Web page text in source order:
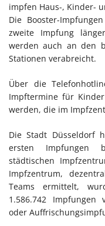
impfen Haus-, Kinder-
Die Booster-
zweite Impfung
werden auch an den
Stationen verabreicht.
Über die
Impftermine für
werden, die im
Die Stadt Düsseldorf
ersten Impfungen
städtischen
Impfzentrum,
Teams ermittelt,
1.586.742 Impfungen
oder